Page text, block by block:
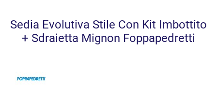
Sedia Evolutiva Stile Con Kit Imbottito
+ Sdraietta Mignon Foppapedretti